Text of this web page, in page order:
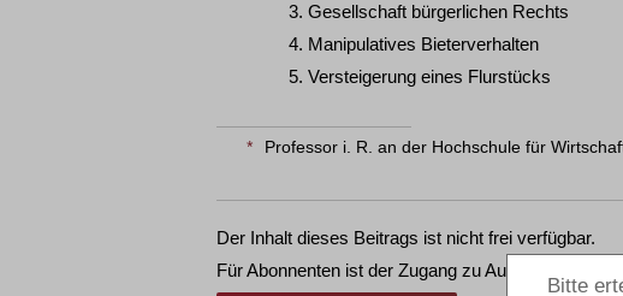
3. Gesellschaft bürgerlichen Rechts
4. Manipulatives Bieterverhalten
5. Versteigerung eines Flurstücks
* Professor i. R. an der Hochschule für
Der Inhalt dieses Beitrags ist nicht frei verfügbar.
Für Abonnenten ist der Zugang zu Aufsätzen und